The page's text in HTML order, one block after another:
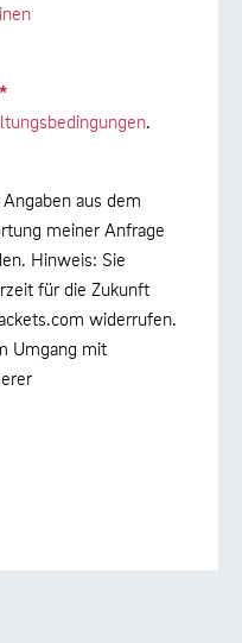
*
.
aus dem
meiner Anfrage
Hinweis: Sie
für die Zukunft
widerrufen.
Umgang mit